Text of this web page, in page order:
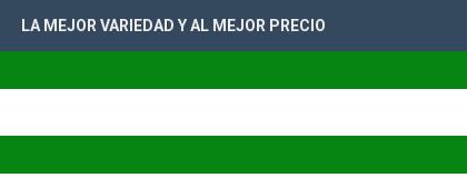
+2500 PRODUCTOS PARA TUS GONDOLAS